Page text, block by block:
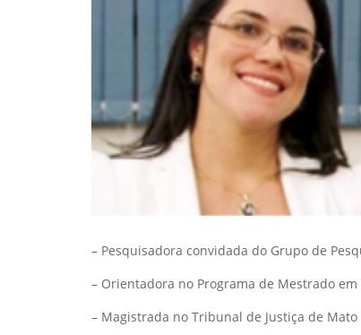
– Pesquisadora convidada do Grupo de
– Orientadora no Programa de Mestrado
– Magistrada no Tribunal de Justiça de Mato